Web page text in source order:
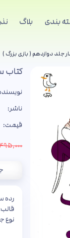
بندی بلاگ
دوازدهم ( بازی بزرگ )
کتاب
ناشر:
قیمت:
رده
نوع